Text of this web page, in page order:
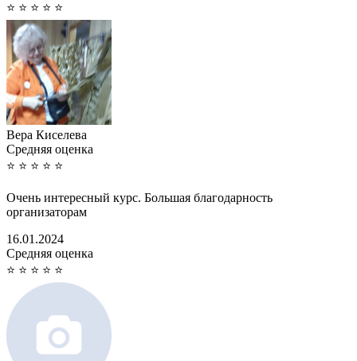
⭐ ⭐ ⭐ ⭐ ⭐
Вера Киселева
Cредняя оценка
⭐ ⭐ ⭐ ⭐ ⭐
Очень интересный курс. Большая благодарность
организаторам
16.01.2024
Cредняя оценка
⭐ ⭐ ⭐ ⭐ ⭐